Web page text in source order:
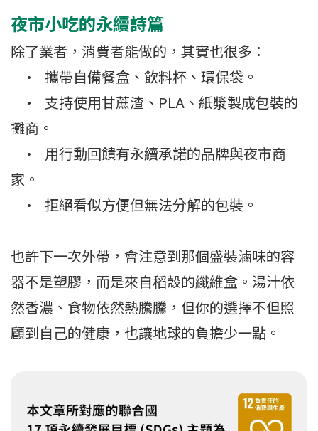
夜市小吃的永續詩篇
除了業者，消費者能做的，其實也很多：
•
攜帶自備餐盒、飲料杯、環保袋。
•
支持使用甘蔗渣、PLA、紙漿製成包裝的
攤商。
•
用行動回饋有永續承諾的品牌與夜市商
家。
•
拒絕看似方便但無法分解的包裝。
也許下一次外帶，會注意到那個盛裝滷味的容
器不是塑膠，而是來自稻殼的纖維盒。湯汁依
然香濃、食物依然熱騰騰，但你的選擇不但照
顧到自己的健康，也讓地球的負擔少一點。